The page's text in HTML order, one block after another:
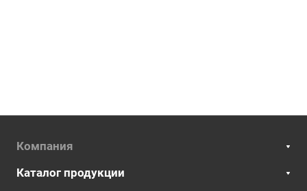
Компания
Каталог продукции